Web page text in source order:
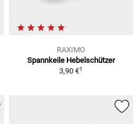
RAXIMO
Spannkeile Hebelschützer
3,90 €1